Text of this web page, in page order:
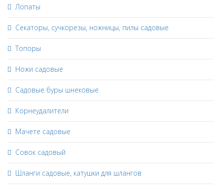
Лопаты
Секаторы, сучкорезы, ножницы, пилы садовые
Топоры
Ножи садовые
Садовые буры шнековые
Корнеудалители
Мачете садовые
Совок садовый
Шланги садовые, катушки для шлангов